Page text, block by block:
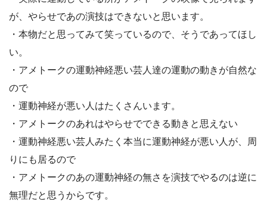
が、やらせであの演技はできないと思います。
・本物だと思ってみて笑っているので、そうであってほし
い。
・アメトークの運動神経悪い芸人達の運動の動きが自然な
ので
・運動神経が悪い人はたくさんいます。
・アメトークのあれはやらせでできる動きと思えない
・運動神経悪い芸人みたく本当に運動神経が悪い人が、周
りにも居るので
・アメトークのあの運動神経の無さを演技でやるのは逆に
無理だと思うからです。